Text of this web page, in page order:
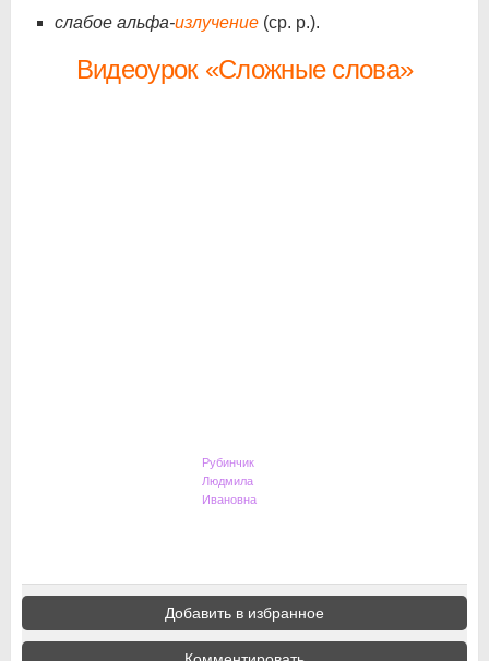
слабое альфа-излучение (ср. р.).
Видеоурок «Сложные слова»
Рубинчик
Людмила
Ивановна
Добавить в избранное